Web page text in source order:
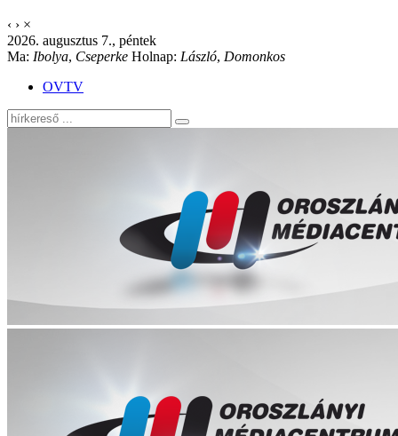
‹ › ×
2026. augusztus 7., péntek
Ma: Ibolya, Cseperke Holnap: László, Domonkos
OVTV